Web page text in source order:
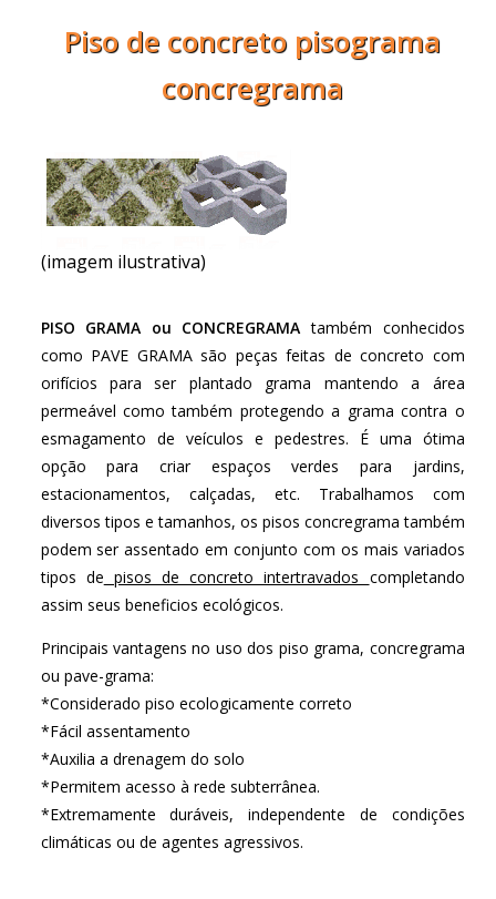
Piso de concreto pisograma
concregrama
(imagem ilustrativa)
PISO GRAMA ou CONCREGRAMAtambém conhecidos
como PAVE GRAMA são peças feitas de concreto com
orifícios para ser plantado grama mantendo a área
permeável como também protegendo a grama contra o
esmagamento de veículos e pedestres. É uma ótima
opção para criar espaços verdes para jardins,
estacionamentos, calçadas, etc. Trabalhamos com
diversos tipos e tamanhos, os pisos concregrama também
podem ser assentado em conjunto com os mais variados
tipos de pisos de concreto intertravados completando
assim seus beneficios ecológicos.
Principais vantagens no uso dos piso grama, concregrama
ou pave-grama:
*Considerado piso ecologicamente correto
*Fácil assentamento
*Auxilia a drenagem do solo
*Permitem acesso à rede subterrânea.
*Extremamente duráveis, independente de condições
climáticas ou de agentes agressivos.